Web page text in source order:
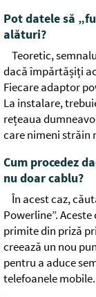
Pot datele să
alături?
Teoretic,
dacă împărtășiți
Fiecare adaptor
La instalare,
rețeaua
care nimeni străin
Cum procedez
nu doar cablu?
În acest caz,
Powerline”.
primite din priză
creează un nou
pentru a aduce
telefoanele mobile.